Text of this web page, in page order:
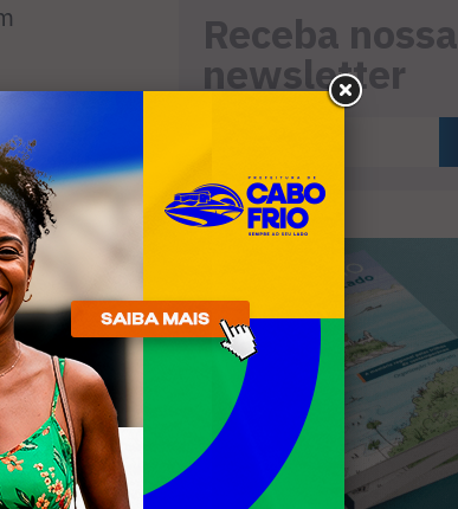
Esporte
benefício é
de Base,
R$ 410
na
requisitos,
já que a
técnicos
Receba nossa
newsletter